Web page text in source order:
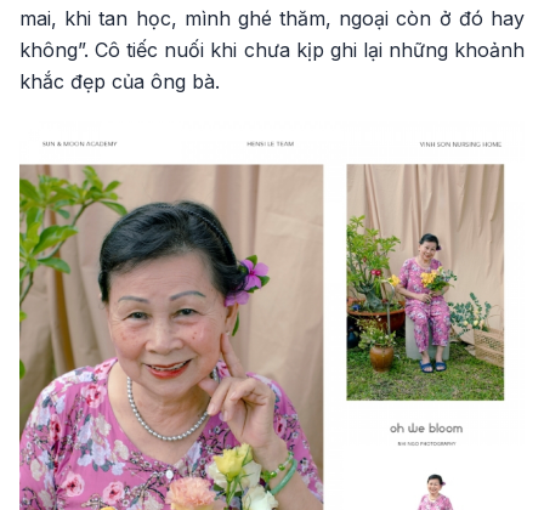
mai, khi tan học, mình ghé thăm, ngoại còn ở đó hay
không”. Cô tiếc nuối khi chưa kịp ghi lại những khoảnh
khắc đẹp của ông bà.